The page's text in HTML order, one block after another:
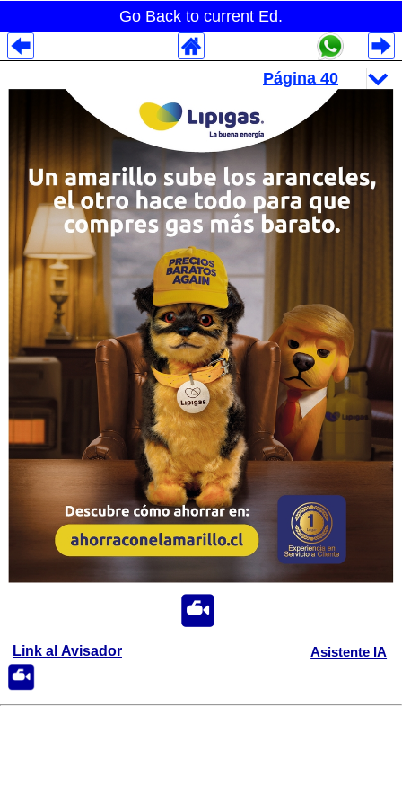
Go Back to current Ed.
Link al Avisador Asistente IA
Despliegues Analytics
Despliegues Totales
Despliegues por Rubros